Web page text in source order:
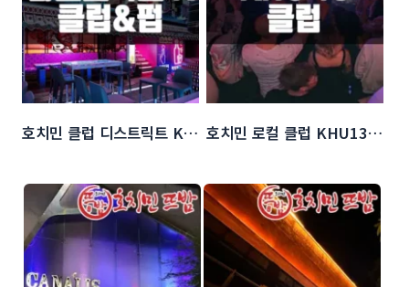
호치민 클럽 디스트릭트 K (District K) 호치민 로컬 클럽 KHU13 (쿠13 클럽)